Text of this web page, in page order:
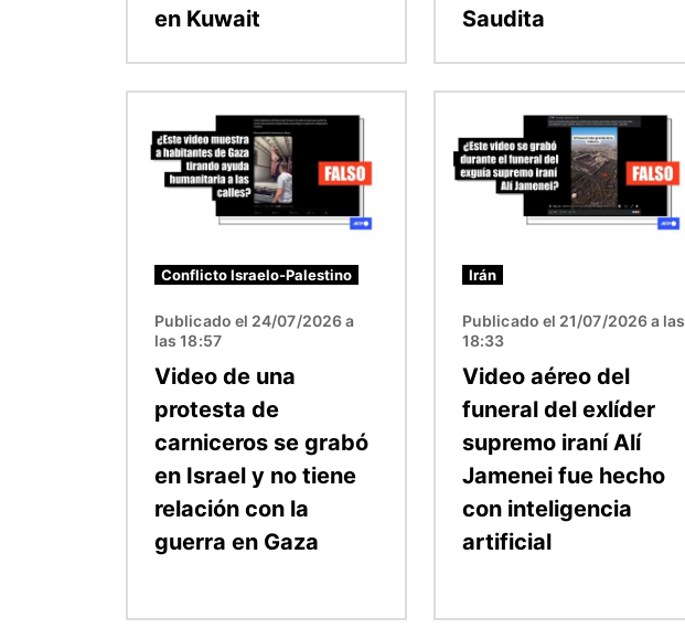
en Kuwait
Saudita
Conflicto Israelo-Palestino
Publicado el 24/07/2026 a
las 18:57
Video de una
protesta de
carniceros se grabó
en Israel y no tiene
relación con la
guerra en Gaza
Irán
Publicado el 21/07/2026 a las
18:33
Video aéreo del
funeral del exlíder
supremo iraní Alí
Jamenei fue hecho
con inteligencia
artificial